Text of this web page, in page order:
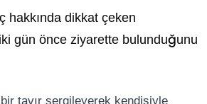
hakkında dikkat çeken
gün önce ziyarette bulunduğunu
bir tavır sergileyerek kendisiyle